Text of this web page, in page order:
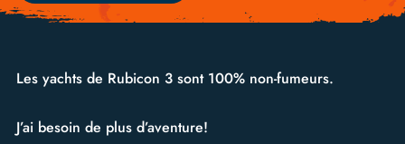
Les yachts de Rubicon 3 sont 100% non-fumeurs.
J’ai besoin de plus d’aventure!